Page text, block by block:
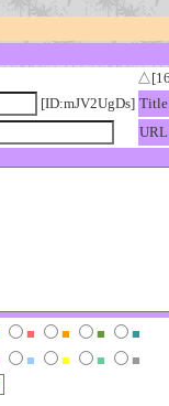
[ID:mJV2UgDs] Title
URL
■ ■ ■
■
■ ■ ■
■